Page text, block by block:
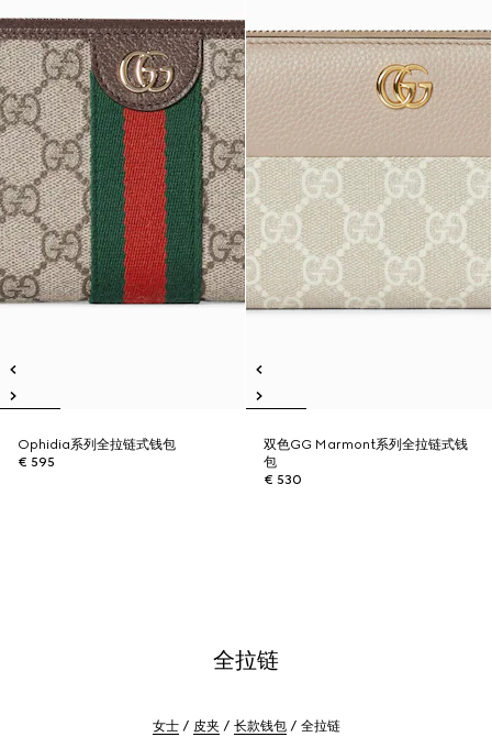
Ophidia系列全拉链式钱包
€ 595
双色GG Marmont系列全拉链式钱
包
€ 530
全拉链
女士 皮夹 长款钱包 全拉链